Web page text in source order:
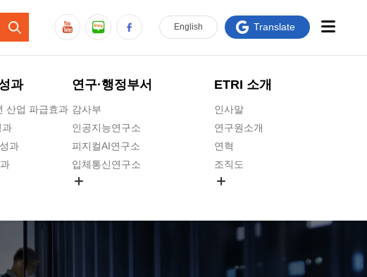
과
산업 파급효과
과
과
연구·행정부서
감사부
인공지능연구소
피지컬AI연구소
입체통신연구소
ETRI 소개
인사말
연구원소개
연혁
조직도
연구원 고객헌장
주요업무연락처
English Translate